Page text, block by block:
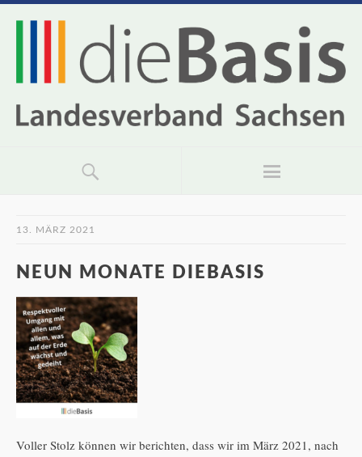
13. MÄRZ 2021
NEUN MONATE DIEBASIS
Voller Stolz können wir berichten, dass wir im März 2021, nach